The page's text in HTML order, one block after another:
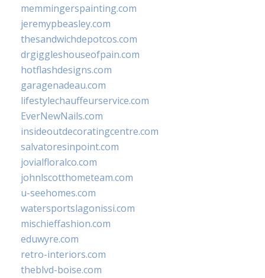
memmingerspainting.com
jeremypbeasley.com
thesandwichdepotcos.com
drgiggleshouseofpain.com
hotflashdesigns.com
garagenadeau.com
lifestylechauffeurservice.com
EverNewNails.com
insideoutdecoratingcentre.com
salvatoresinpoint.com
jovialfloralco.com
johnlscotthometeam.com
u-seehomes.com
watersportslagonissi.com
mischieffashion.com
eduwyre.com
retro-interiors.com
theblvd-boise.com